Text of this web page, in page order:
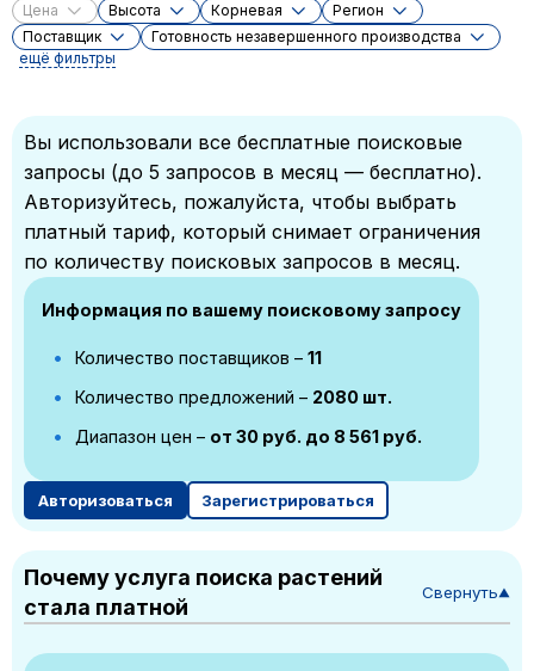
Цена Высота Корневая
Регион
Поставщик
Готовность незавершенного производства
ещё фильтры
Вы использовали все бесплатные поисковые
запросы (до 5 запросов в месяц — бесплатно).
Авторизуйтесь, пожалуйста, чтобы выбрать
платный тариф, который снимает ограничения
по количеству поисковых запросов в месяц.
Информация по вашему поисковому запросу
Количество поставщиков – 11
Количество предложений – 2080 шт.
Диапазон цен – от 30 руб. до 8 561 руб.
Авторизоваться Зарегистрироваться
Почему услуга поиска растений
стала платной
Свернуть▼